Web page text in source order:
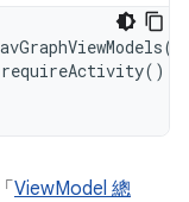
(
requireActivity().
ViewModel 總